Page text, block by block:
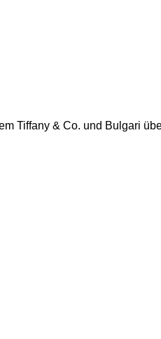
Tiffany & Co. und Bulgari